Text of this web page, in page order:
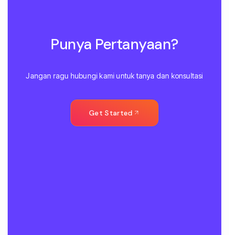
Punya Pertanyaan?
Jangan ragu hubungi kami untuk tanya dan konsultasi
Get Started